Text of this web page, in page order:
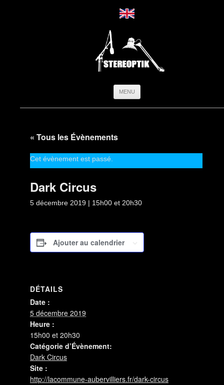
MENU
« Tous les Évènements
Cet évènement est passé.
Dark Circus
5 décembre 2019 | 15h00 et 20h30
Ajouter au calendrier
DÉTAILS
Date :
5 décembre 2019
Heure :
15h00 et 20h30
Catégorie d’Évènement:
Dark Circus
Site :
http://lacommune-aubervilliers.fr/dark-circus